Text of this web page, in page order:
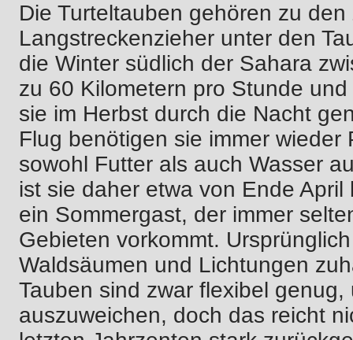
Die Turteltauben gehören zu
Langstreckenzieher unter den
die Winter südlich der Sahara
zu 60 Kilometern pro Stunde
sie im Herbst durch die Nacht
Flug benötigen sie immer
sowohl Futter als auch Wasser
ist sie daher etwa von Ende
ein Sommergast, der immer
Gebieten vorkommt.
Waldsäumen und Lichtungen
Tauben sind zwar flexibel
auszuweichen, doch das reicht